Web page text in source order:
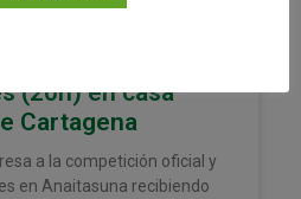
vuelve a la liga
(20h) en casa
Cartagena
a la competición oficial y
en Anaitasuna recibiendo